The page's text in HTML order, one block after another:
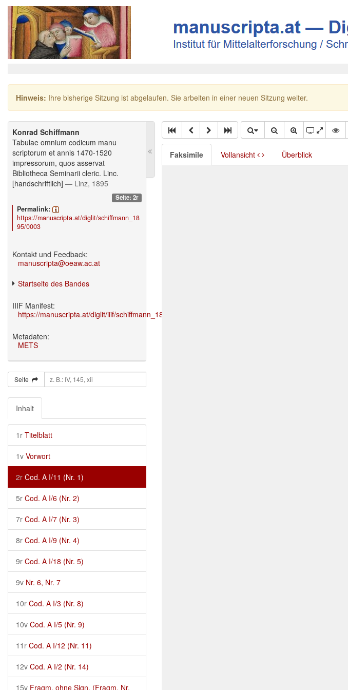
Hinweis: Ihre bisherige Sitzung ist abgelaufen. Sie arbeiten in einer neuen Sitzung weiter.
Konrad Schiffmann
Tabulae omnium codicum manu
scriptorum et annis 1470-1520
impressorum, quos asservat
Bibliotheca Seminarii cleric. Linc.
[handschriftlich] — Linz, 1895
Seite: 2r
Permalink:
https://manuscripta.at/diglit/schiffmann_18
95/0003
Kontakt und Feedback:
manuscripta@oeaw.ac.at
Startseite des Bandes
IIIF Manifest:
https://manuscripta.at/diglit/iiif/schiffmann_1895/manifest.json
Metadaten:
METS
Seite
Inhalt
1r Titelblatt
1v Vorwort
2r Cod. A I/11 (Nr. 1)
5r Cod. A I/6 (Nr. 2)
7r Cod. A I/7 (Nr. 3)
8r Cod. A I/9 (Nr. 4)
9r Cod. A I/18 (Nr. 5)
9v Nr. 6, Nr. 7
10r Cod. A I/3 (Nr. 8)
10v Cod. A I/5 (Nr. 9)
11r Cod. A I/12 (Nr. 11)
12v Cod. A I/2 (Nr. 14)
15v Fragm. ohne Sign. (Fragm. Nr.
Faksimile Vollansicht Überblick